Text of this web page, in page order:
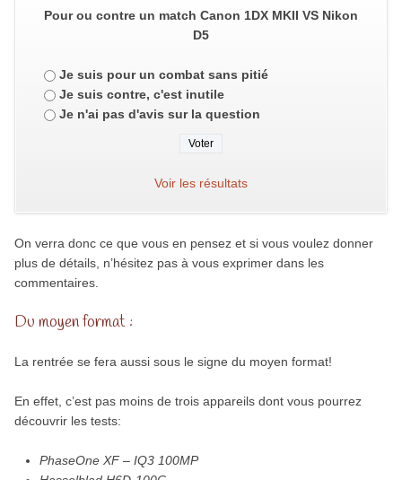
Pour ou contre un match Canon 1DX MKII VS Nikon
D5
Je suis pour un combat sans pitié
Je suis contre, c'est inutile
Je n'ai pas d'avis sur la question
Voir les résultats
On verra donc ce que vous en pensez et si vous voulez donner
plus de détails, n’hésitez pas à vous exprimer dans les
commentaires.
Du moyen format :
La rentrée se fera aussi sous le signe du moyen format!
En effet, c’est pas moins de trois appareils dont vous pourrez
découvrir les tests:
PhaseOne XF – IQ3 100MP